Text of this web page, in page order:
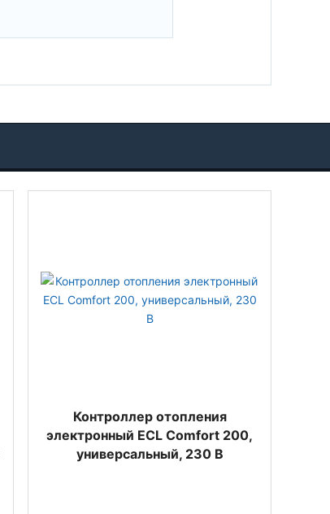
Контроллер отопления
электронный ECL Comfort 200,
универсальный, 230 В